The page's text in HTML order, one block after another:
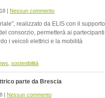
| Nessun commento
realizzato da ELIS con il supporto
consorzio, permetterà ai partecipanti
i veicoli elettrici e la mobilità
sostenibilità
parte da Brescia
| Nessun commento